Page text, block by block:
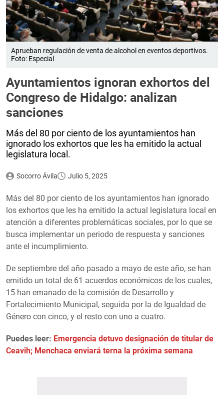
Aprueban regulación de venta de alcohol en eventos deportivos.
Foto: Especial
Ayuntamientos ignoran exhortos del
Congreso de Hidalgo: analizan
sanciones
Más del 80 por ciento de los ayuntamientos han
ignorado los exhortos que les ha emitido la actual
legislatura local.
Socorro Ávila Julio 5, 2025
Más del 80 por ciento de los ayuntamientos han ignorado
los exhortos que les ha emitido la actual legislatura local en
atención a diferentes problemáticas sociales, por lo que se
busca implementar un periodo de respuesta y sanciones
ante el incumplimiento.
De septiembre del año pasado a mayo de este año, se han
emitido un total de 61 acuerdos económicos de los cuales,
15 han emanado de la comisión de Desarrollo y
Fortalecimiento Municipal, seguida por la de Igualdad de
Género con cinco, y el resto con uno a cuatro.
Puedes leer: Emergencia detuvo designación de titular de
Ceavih; Menchaca enviará terna la próxima semana